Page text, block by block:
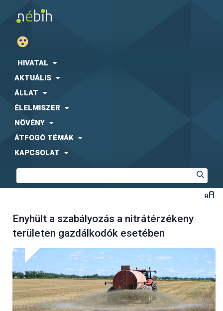
HIVATAL
AKTUÁLIS
ÁLLAT
ÉLELMISZER
NÖVÉNY
ÁTFOGÓ TÉMÁK
KAPCSOLAT
Enyhült a szabályozás a nitrátérzékeny
területen gazdálkodók esetében